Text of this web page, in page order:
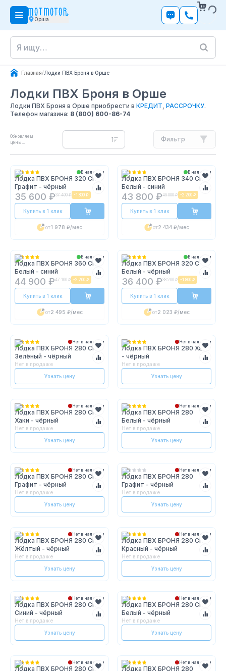
Орша
Главная/Лодки ПВХ Броня в Орше
Лодки ПВХ Броня в Орше
Лодки ПВХ Броня в Орше приобрести в КРЕДИТ, РАССРОЧКУ.
Телефон магазина: 8 (800) 600-86-74
Обновляем
цены...
Фильтр
В наличии
Лодка ПВХ БРОНЯ 320 СК
Графит - чёрный
35 600 ₽37 400 ₽ -1 800 ₽
Купить в 1 клик
от1 978 ₽/мес
В наличии
Лодка ПВХ БРОНЯ 340 СК
Белый - синий
43 800 ₽46 000 ₽ -2 200 ₽
Купить в 1 клик
от2 434 ₽/мес
В наличии
Лодка ПВХ БРОНЯ 360 СК
Белый - синий
44 900 ₽47 100 ₽ -2 200 ₽
Купить в 1 клик
от2 495 ₽/мес
В наличии
Лодка ПВХ БРОНЯ 320 С
Белый - чёрный
36 400 ₽38 200 ₽ -1 800 ₽
Купить в 1 клик
от2 023 ₽/мес
Нет в наличии
Лодка ПВХ БРОНЯ 280 СК
Зелёный - чёрный
Нет в продаже
Узнать цену
Нет в наличии
Лодка ПВХ БРОНЯ 280 Хаки
- чёрный
Нет в продаже
Узнать цену
Нет в наличии
Лодка ПВХ БРОНЯ 280 СК
Хаки - чёрный
Нет в продаже
Узнать цену
Нет в наличии
Лодка ПВХ БРОНЯ 280
Белый - чёрный
Нет в продаже
Узнать цену
Нет в наличии
Лодка ПВХ БРОНЯ 280 СК
Графит - чёрный
Нет в продаже
Узнать цену
Нет в наличии
Лодка ПВХ БРОНЯ 280
Графит - чёрный
Нет в продаже
Узнать цену
Нет в наличии
Лодка ПВХ БРОНЯ 280 СК
Жёлтый - чёрный
Нет в продаже
Узнать цену
Нет в наличии
Лодка ПВХ БРОНЯ 280 СК
Красный - чёрный
Нет в продаже
Узнать цену
Нет в наличии
Лодка ПВХ БРОНЯ 280 СК
Синий - чёрный
Нет в продаже
Узнать цену
Нет в наличии
Лодка ПВХ БРОНЯ 280 СК
Белый - чёрный
Нет в продаже
Узнать цену
Нет в наличии
Лодка ПВХ БРОНЯ 280 СК
Нет в наличии
Лодка ПВХ БРОНЯ 280